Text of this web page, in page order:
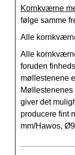
Kornkværne
følge samme
Alle
Alle
foruden
møllestenene
giver det
producere fint
mm/Hawos,